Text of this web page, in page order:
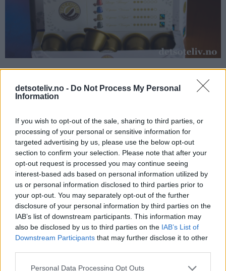
detsoteliv.no - Do Not Process My Personal
Information
If you wish to opt-out of the sale, sharing to third parties, or
processing of your personal or sensitive information for
targeted advertising by us, please use the below opt-out
section to confirm your selection. Please note that after your
opt-out request is processed you may continue seeing
interest-based ads based on personal information utilized by
us or personal information disclosed to third parties prior to
your opt-out. You may separately opt-out of the further
disclosure of your personal information by third parties on the
IAB’s list of downstream participants. This information may
also be disclosed by us to third parties on the IAB’s List of
Downstream Participants that may further disclose it to other
Personal Data Processing Opt Outs
Jeg får lengsel mot Italia bare jeg hører navnet på disse
Heldigvis går det an å skape den samme deilige, italienske
stemningen hjemme på kjøkkenet her i Norge også!